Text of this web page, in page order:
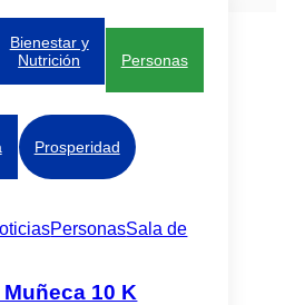
Bienestar y
Nutrición
Personas
Prosperidad
PersonasSala de
10 K